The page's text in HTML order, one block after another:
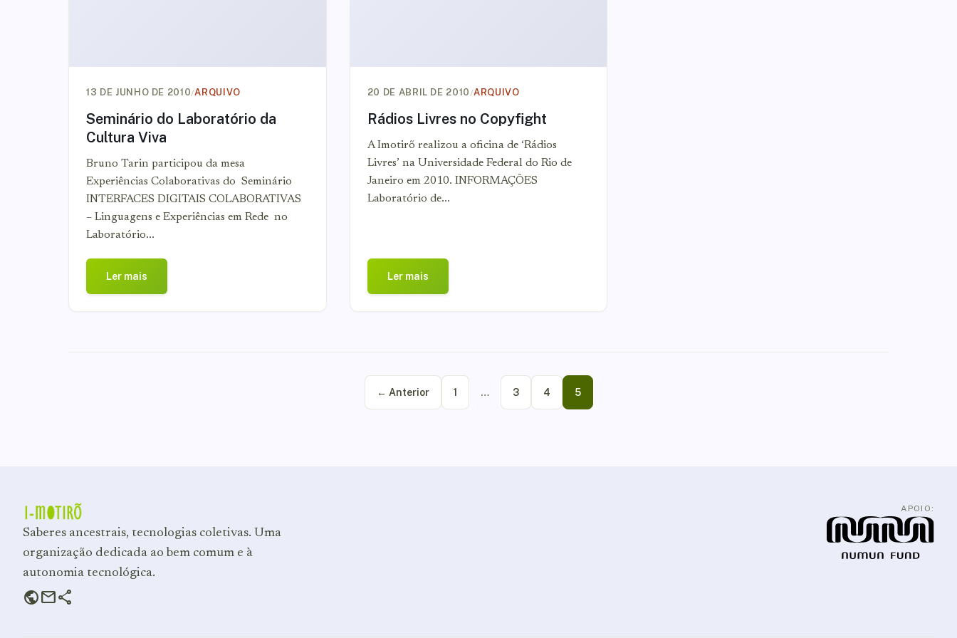
13 DE JUNHO DE 2010/ARQUIVO
Seminário do Laboratório da
Cultura Viva
Bruno Tarin participou da mesa
Experiências Colaborativas do Seminário
INTERFACES DIGITAIS COLABORATIVAS
– Linguagens e Experiências em Rede no
Laboratório...
Ler mais
20 DE ABRIL DE 2010/ARQUIVO
Rádios Livres no Copyfight
A Imotirõ realizou a oficina de ‘Rádios
Livres’ na Universidade Federal do Rio de
Janeiro em 2010. INFORMAÇÕES
Laboratório de...
Ler mais
← Anterior 1 … 3 4 5
Saberes ancestrais, tecnologias coletivas. Uma
organização dedicada ao bem comum e à
autonomia tecnológica.
publicmailshare
APOIO: